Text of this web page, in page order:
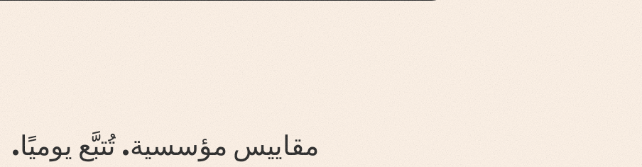
مقاييس مؤسسية. تُتبَّع يوميًا.